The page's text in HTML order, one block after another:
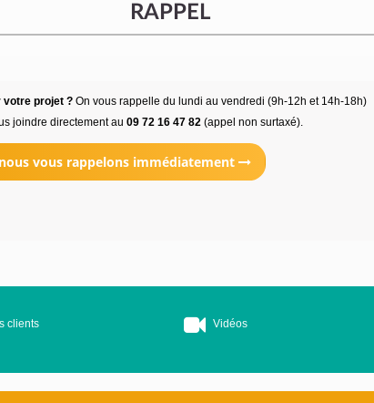
RAPPEL
votre projet ?On vous rappelle du lundi au vendredi (9h-12h et 14h-18h)
joindre directement au 09 72 16 47 82(appel non surtaxé).
vous rappelons immédiatement
clients Vidéos